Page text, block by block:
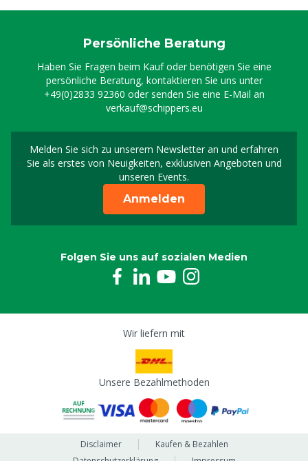
Persönliche Beratung
Haben Sie Fragen beim Kauf oder benötigen Sie eine
persönliche Beratung, kontaktieren Sie uns unter
+49(0)2833 92360 oder senden Sie eine E-Mail an
verkauf@schippers.eu
Melden Sie sich zu unserem Newsletter an und erfahren
Sie als erstes von Neuigkeiten, exklusiven Angeboten und
unseren Events.
Melden Sie sich für
Anmelden
Folgen Sie uns auf sozialen Medien
Wir liefern mit
Unsere Bezahlmethoden
Disclaimer
Kaufen & Bezahlen